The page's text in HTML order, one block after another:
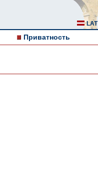
LAT
Приватность